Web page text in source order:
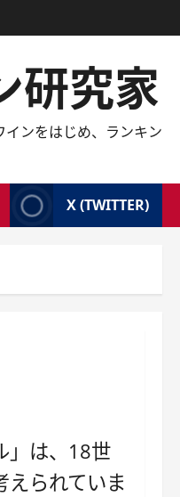
研究家
ンをはじめ、ランキン
X (TWITTER)
」は、18世
えられていま